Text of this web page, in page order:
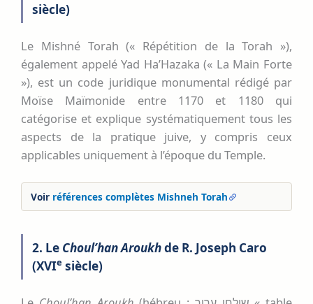
siècle)
Le Mishné Torah (« Répétition de la Torah »),
également appelé Yad Ha’Hazaka (« La Main Forte
»), est un code juridique monumental rédigé par
Moïse Maïmonide entre 1170 et 1180 qui
catégorise et explique systématiquement tous les
aspects de la pratique juive, y compris ceux
applicables uniquement à l’époque du Temple.
Voir références complètes Mishneh Torah
2. Le Choul’han Aroukhde R. Joseph Caro
(XVIe siècle)